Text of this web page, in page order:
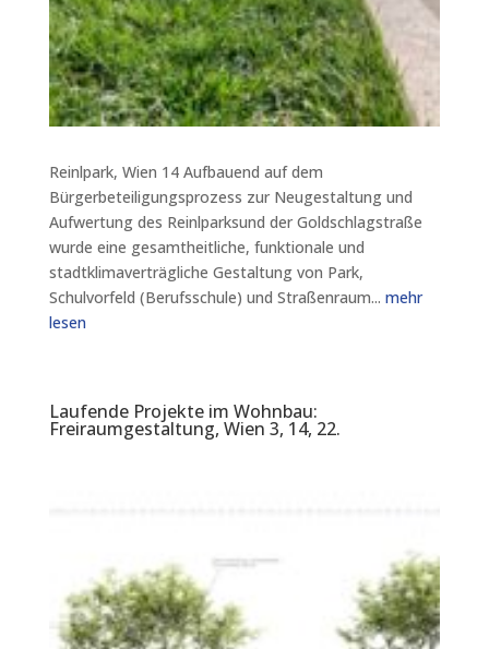
Reinlpark, Wien 14 Aufbauend auf dem
Bürgerbeteiligungsprozess zur Neugestaltung und
Aufwertung des Reinlparksund der Goldschlagstraße
wurde eine gesamtheitliche, funktionale und
stadtklimaverträgliche Gestaltung von Park,
Schulvorfeld (Berufsschule) und Straßenraum... mehr
lesen
Laufende Projekte im Wohnbau:
Freiraumgestaltung, Wien 3, 14, 22.